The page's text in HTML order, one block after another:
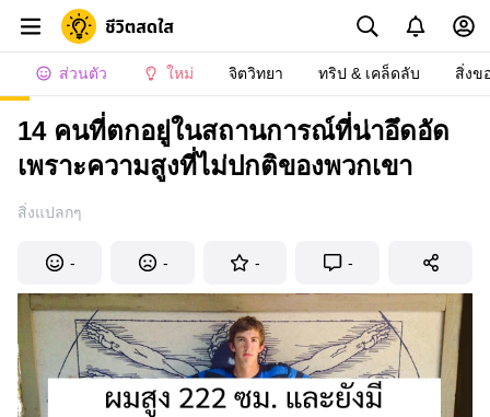
ส่วนตัว ใหม่ จิตวิทยา ทริป & เคล็ดลับ สิ่งข
14 คนที่ตกอยู่ในสถานการณ์ที่น่าอึดอัด
เพราะความสูงที่ไม่ปกติของพวกเขา
สิ่งแปลกๆ
- - - -